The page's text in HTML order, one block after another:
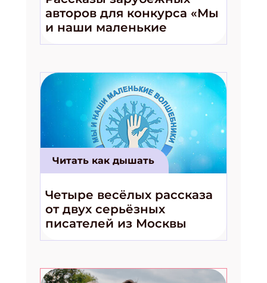
авторов для конкурса «Мы
и наши маленькие
волшебники!»
Читать как дышать
Четыре весёлых рассказа
от двух серьёзных
писателей из Москвы